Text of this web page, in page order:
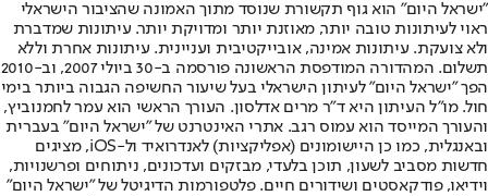
"ישראל היום" הוא גוף תקשורת שנוסד מתוך האמונה שהציבור הישראלי
ראוי לעיתונות טובה יותר, מאוזנת יותר ומדויקת יותר. עיתונות שמדברת
ולא צועקת. עיתונות אמינה, אובייקטיבית ועניינית. עיתונות אחרת וללא
תשלום. המהדורה המודפסת הראשונה פורסמה ב-30 ביולי 2007, וב-2010
הפך "ישראל היום" לעיתון הישראלי בעל שיעור החשיפה הגבוה ביותר בימי
חול. מו"ל העיתון היא ד"ר מרים אדלסון. העורך הראשי הוא עמר לחמנוביץ,
והעורך המייסד הוא עמוס רגב. אתרי האינטרנט של "ישראל היום" בעברית
ובאנגלית, כמו כן היישומונים (אפליקציות) לאנדרואיד ול-iOS, מציגים
חדשות מסביב לשעון, תוכן בלעדי, מבזקים ועדכונים, ניתוחים ופרשנויות,
וידיאו, פודקאסטים ושידורים חיים. פלטפורמות הדיגיטל של "ישראל היום"